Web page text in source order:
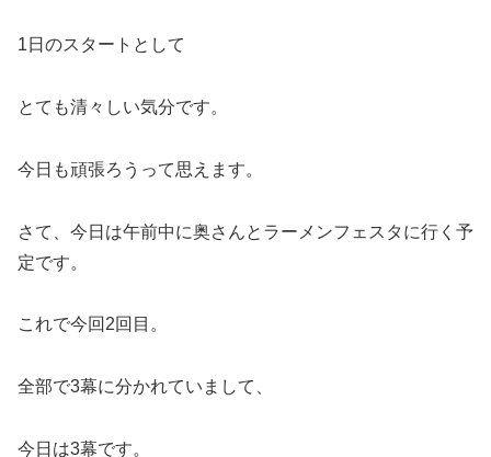
1日のスタートとして
とても清々しい気分です。
今日も頑張ろうって思えます。
さて、今日は午前中に奥さんとラーメンフェスタに行く予
定です。
これで今回2回目。
全部で3幕に分かれていまして、
今日は3幕です。